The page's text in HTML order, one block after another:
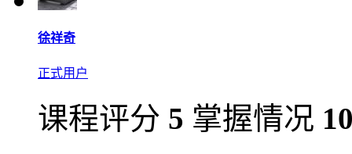
徐祥奇
正式用户
课程评分 5 掌握情况